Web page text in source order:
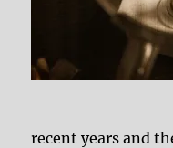
recent years and